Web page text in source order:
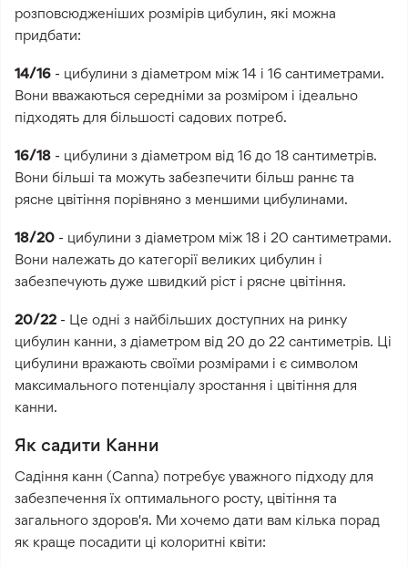
розповсюдженіших розмірів цибулин, які можна
придбати:
14/16 - цибулини з діаметром між 14 і 16 сантиметрами.
Вони вважаються середніми за розміром і ідеально
підходять для більшості садових потреб.
16/18 - цибулини з діаметром від 16 до 18 сантиметрів.
Вони більші та можуть забезпечити більш раннє та
рясне цвітіння порівняно з меншими цибулинами.
18/20 - цибулини з діаметром між 18 і 20 сантиметрами.
Вони належать до категорії великих цибулин і
забезпечують дуже швидкий ріст і рясне цвітіння.
20/22 - Це одні з найбільших доступних на ринку
цибулин канни, з діаметром від 20 до 22 сантиметрів. Ці
цибулини вражають своїми розмірами і є символом
максимального потенціалу зростання і цвітіння для
канни.
Як садити Канни
Садіння канн (Canna) потребує уважного підходу для
забезпечення їх оптимального росту, цвітіння та
загального здоров'я. Ми хочемо дати вам кілька порад
як краще посадити ці колоритні квіти: